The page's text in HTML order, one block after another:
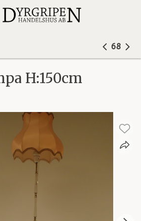
68
H:150cm